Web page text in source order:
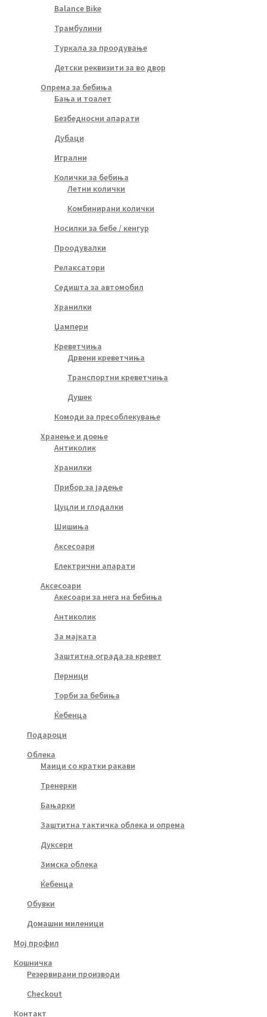
Balance Bike
Трамбулини
Туркала за проодување
Детски реквизити за во двор
Опрема за бебиња
Бања и тоалет
Безбедносни апарати
Дубаци
Игрални
Колички за бебиња
Летни колички
Комбинирани колички
Носилки за бебе / кенгур
Проодувалки
Релаксатори
Седишта за автомобил
Хранилки
Џампери
Креветчиња
Дрвени креветчиња
Транспортни креветчиња
Душек
Комоди за пресоблекување
Хранење и доење
Антиколик
Хранилки
Прибор за јадење
Цуцли и глодалки
Шишиња
Аксесоари
Електрични апарати
Аксесоари
Акесоари за нега на бебиња
Антиколик
За мајката
Заштитна ограда за кревет
Перници
Торби за бебиња
Ќебенца
Подароци
Облека
Маици со кратки ракави
Тренерки
Бањарки
Заштитна тактичка облека и опрема
Дуксери
Зимска облека
Ќебенца
Обувки
Домашни миленици
Мој профил
Кошничка
Резервирани производи
Checkout
Контакт